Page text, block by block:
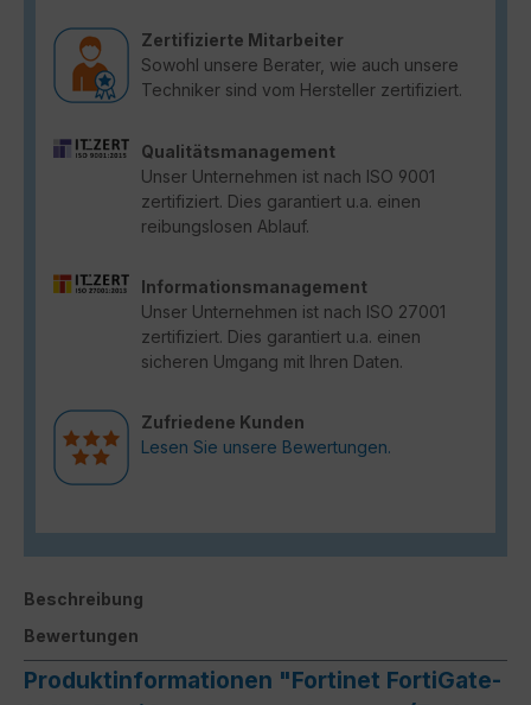
Zertifizierte Mitarbeiter
Sowohl unsere Berater, wie auch unsere
Techniker sind vom Hersteller zertifiziert.
Qualitätsmanagement
Unser Unternehmen ist nach ISO 9001
zertifiziert. Dies garantiert u.a. einen
reibungslosen Ablauf.
Informationsmanagement
Unser Unternehmen ist nach ISO 27001
zertifiziert. Dies garantiert u.a. einen
sicheren Umgang mit Ihren Daten.
Zufriedene Kunden
Lesen Sie unsere Bewertungen.
Beschreibung
Bewertungen
Produktinformationen "Fortinet FortiGate-